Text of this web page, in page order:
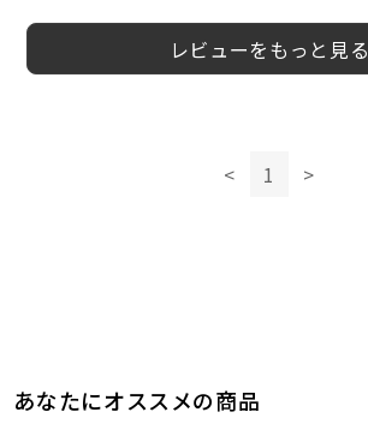
レビューをもっと見る
< 1 >
あなたにオススメの商品